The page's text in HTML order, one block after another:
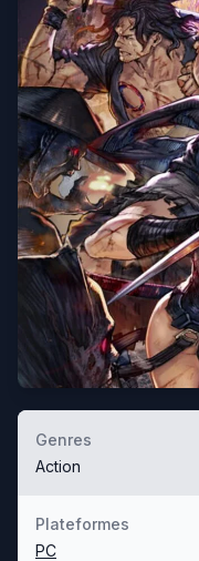
Genres
Action
Plateformes
PC